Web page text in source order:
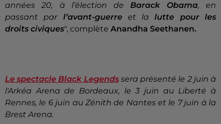
années 20, à l’élection deBarack Obama, en
passant par l’avant-guerreet la lutte pour les
droits civiques", complète Anandha Seethanen.
Le spectacle Black Legendssera présenté le 2 juin à
l'Arkéa Arena de Bordeaux, le 3 juin au Liberté à
Rennes, le 6 juin au Zénith de Nantes et le 7 juin à la
Brest Arena.